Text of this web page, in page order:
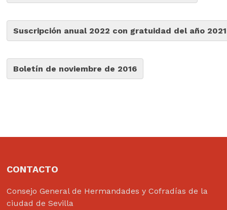
Suscripción anual 2022 con gratuidad del año
Boletín de noviembre de 2016
CONTACTO
Consejo General de Hermandades y Cofradías de la
ciudad de Sevilla